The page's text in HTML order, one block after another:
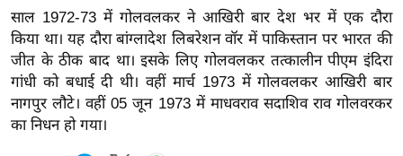
ज
ग
त
बॉ
ली
वु
साल 1972-73 में गोलवलकर ने आखिरी बार देश भर में एक दौरा
किया था। यह दौरा बांग्लादेश लिबरेशन वॉर में पाकिस्तान पर भारत की
जीत के ठीक बाद था। इसके लिए गोलवलकर तत्कालीन पीएम इंदिरा
गांधी को बधाई दी थी। वहीं मार्च 1973 में गोलवलकर आखिरी बार
नागपुर लौटे। वहीं 05 जून 1973 में माधवराव सदाशिव राव गोलवरकर
का निधन हो गया।